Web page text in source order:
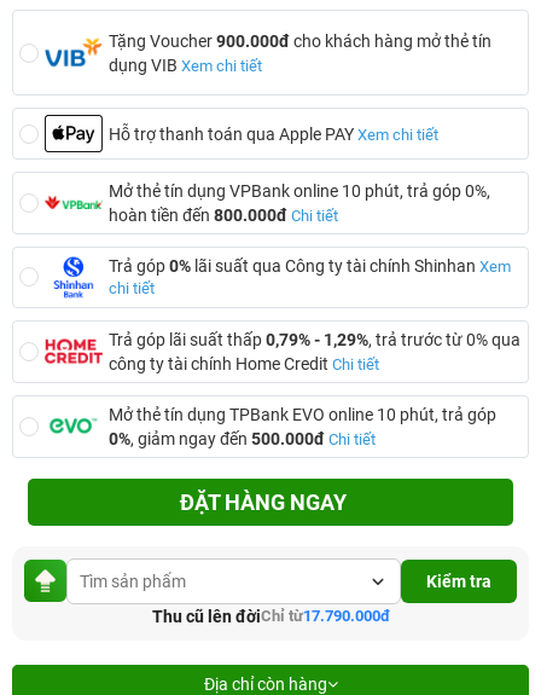
Tặng Voucher900.000đcho khách hàng mở thẻ tín
dụng VIB Xem chi tiết
Hỗ trợ thanh toán qua Apple PAY Xem chi tiết
Mở thẻ tín dụng VPBank online 10 phút, trả góp 0%,
hoàn tiền đến 800.000đ Chi tiết
Trả góp0% lãi suất qua Công ty tài chính Shinhan Xem
chi tiết
Trả góp lãi suất thấp0,79% - 1,29%, trả trước từ 0% qua
công ty tài chính Home Credit Chi tiết
Mở thẻ tín dụng TPBank EVO online 10 phút, trả góp
0%, giảm ngay đến 500.000đ Chi tiết
ĐẶT HÀNG NGAY
Kiểm tra
Thu cũ lên đờiChỉ từ17.790.000đ
Địa chỉ còn hàng